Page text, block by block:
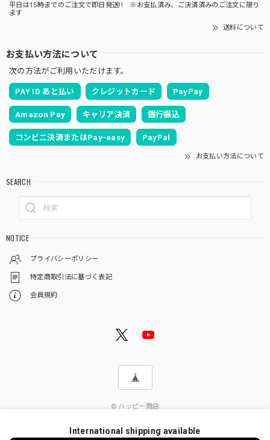
平日は15時までのご注文で即日発送!! ※お支払済み、ご決済済みのご注文に限り
ます
送料について
お支払い方法について
次の方法がご利用いただけます。
PAY ID あと払い クレジットカード PayPay
Amazon Pay キャリア決済 銀行振込
コンビニ決済またはPay-easy PayPal
お支払い方法について
SEARCH
NOTICE
プライバシーポリシー
特定商取引法に基づく表記
会員規約
© ハッピー商店
International shipping available